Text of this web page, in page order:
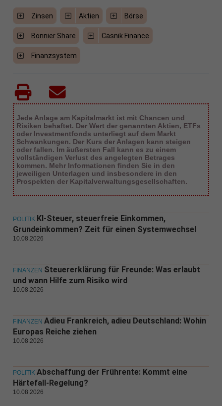
Zinsen Aktien Börse
Bonnier Share Casnik Finance
Finanzsystem
Jede Anlage am Kapitalmarkt ist mit Chancen und
Risiken behaftet. Der Wert der genannten Aktien, ETFs
oder Investmentfonds unterliegt auf dem Markt
Schwankungen. Der Kurs der Anlagen kann steigen
oder fallen. Im äußersten Fall kann es zu einem
vollständigen Verlust des angelegten Betrages
kommen. Mehr Informationen finden Sie in den
jeweiligen Unterlagen und insbesondere in den
Prospekten der Kapitalverwaltungsgesellschaften.
POLITIK KI-Steuer, steuerfreie Einkommen,
Grundeinkommen? Zeit für einen Systemwechsel
10.08.2026
FINANZEN Steuererklärung für Freunde: Was erlaubt
und wann Hilfe zum Risiko wird
10.08.2026
FINANZEN Adieu Frankreich, adieu Deutschland: Wohin
Europas Reiche ziehen
10.08.2026
POLITIK Abschaffung der Frührente: Kommt eine
Härtefall-Regelung?
10.08.2026